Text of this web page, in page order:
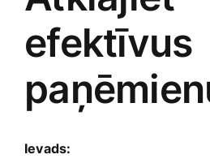
Jaunākie pārdevēji
Pirktākās preces
Raksti
Grāmatas
Gudrā māja
Mājai un remontam
efektīvus
Ievads: